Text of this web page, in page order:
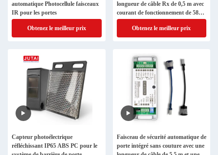
automatique Photocellule faisceaux
IR pour les portes
Obtenez le meilleur prix
longueur de câble Rx de 0,5 m avec
courant de fonctionnement de 58
mA et matériau ABS pour la
sécurité automatique des portes
Obtenez le meilleur prix
Capteur photoélectrique
réfléchissant IP65 ABS PC pour le
Faisceau de sécurité automatique de
porte intégré sans couture avec une